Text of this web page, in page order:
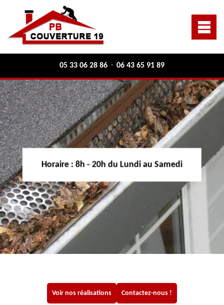
05 33 06 28 86 - 06 43 65 91 89
Horaire : 8h - 20h du Lundi au Samedi
Voir nos réalisations Contactez-nous !